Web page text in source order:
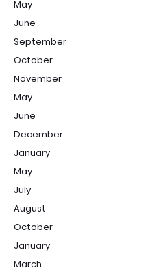
May
June
September
October
November
May
June
December
January
May
July
August
October
January
March